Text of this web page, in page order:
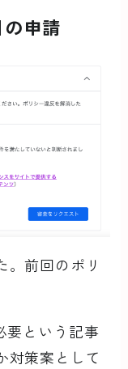
申請
。前回のポリ
要という記事
対策案として